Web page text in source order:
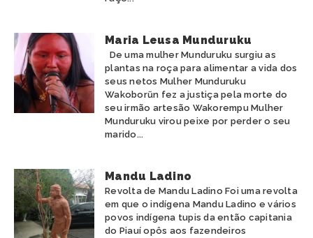
Maria Leusa Munduruku
De uma mulher Munduruku surgiu as
plantas na roça para alimentar a vida dos
seus netos Mulher Munduruku
Wakoborũn fez a justiça pela morte do
seu irmão artesão Wakorempu Mulher
Munduruku virou peixe por perder o seu
marido...
Mandu Ladino
Revolta de Mandu Ladino Foi uma revolta
em que o indígena Mandu Ladino e vários
povos indígena tupis da então capitania
do Piauí opôs aos fazendeiros